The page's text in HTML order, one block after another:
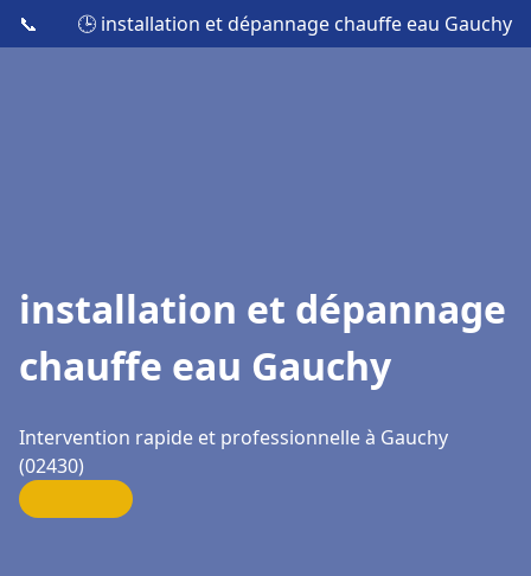
📞 🕒 installation et dépannage chauffe eau Gauchy
installation et dépannage
chauffe eau Gauchy
Intervention rapide et professionnelle à Gauchy
(02430)